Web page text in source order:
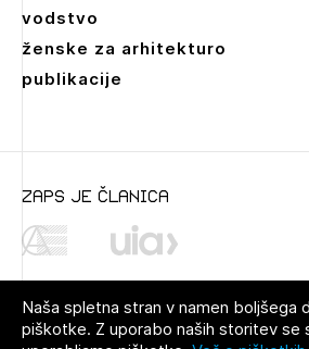
vodstvo
ženske za arhitekturo
publikacije
zaps je članica
Naša spletna stran v namen boljšega
piškotke. Z uporabo naših storitev se